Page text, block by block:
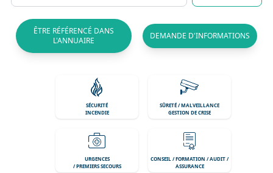
ÊTRE RÉFÉRENCÉ DANS
L'ANNUAIRE
DEMANDE D'INFORMATIONS
SÉCURITÉ
INCENDIE
SÛRETÉ / MALVEILLANCE
GESTION DE CRISE
URGENCES
/ PREMIERS SECOURS
CONSEIL / FORMATION / AUDIT /
ASSURANCE